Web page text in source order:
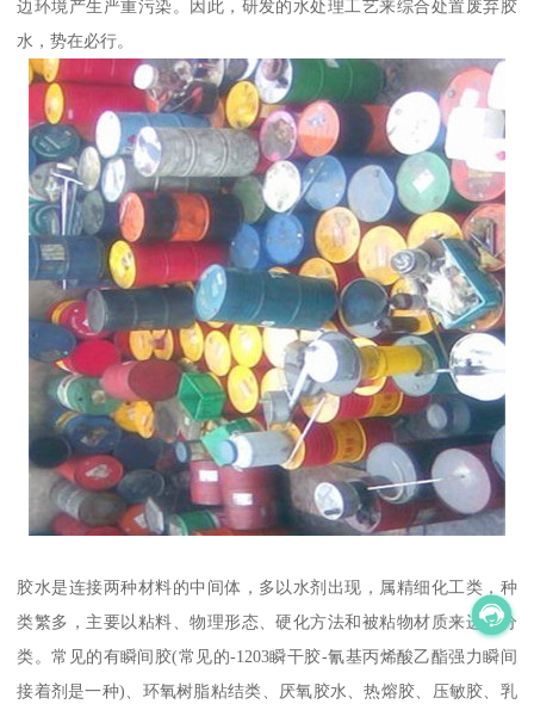
边环境产生严重污染。因此，研发的水处理工艺来综合处置废弃胶
水，势在必行。
胶水是连接两种材料的中间体，多以水剂出现，属精细化工类，种
类繁多，主要以粘料、物理形态、硬化方法和被粘物材质来进行分
类。常见的有瞬间胶(常见的-1203瞬干胶-氰基丙烯酸乙酯强力瞬间
接着剂是一种)、环氧树脂粘结类、厌氧胶水、热熔胶、压敏胶、乳